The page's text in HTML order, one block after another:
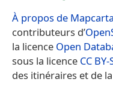
À propos de Mapcarta
contributeurs d’
la licence Open
sous la licence CC
des itinéraires et de